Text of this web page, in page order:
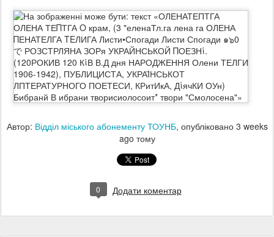
Автор: Відділ міського абонементу ТОУНБ, опубліковано 3 weeks
ago тому
0 Додати коментар